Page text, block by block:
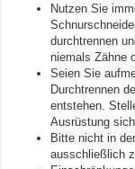
Nutzen Sie
durchtrennen
niemals Zähne
Seien Sie
Durchtrennen
entstehen.
Ausrüstung
Bitte nicht in
ausschließlich